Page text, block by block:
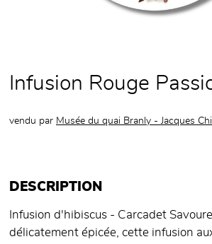
Infusion Rouge
vendu par Musée du quai Branly - Jacques
DESCRIPTION
Infusion d'hibiscus - Carcadet
délicatement épicée, cette infusion